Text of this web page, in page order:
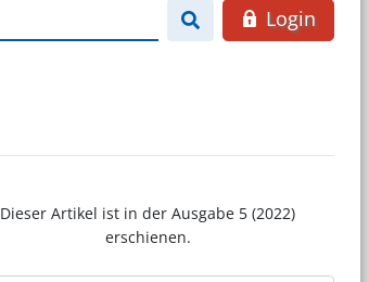
Login
Dieser Artikel ist in der Ausgabe 5 (2022)
erschienen.